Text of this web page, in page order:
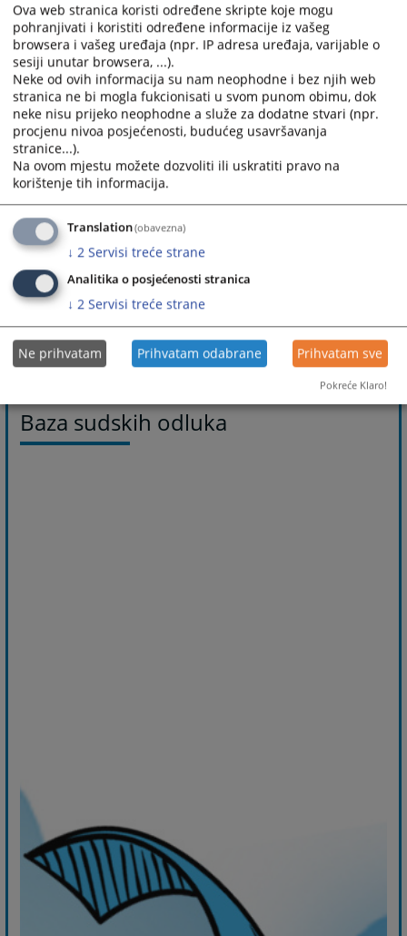
Baza sudskih odluka
Ova web stranica koristi određene skripte koje mogu
pohranjivati i koristiti određene informacije iz vašeg
browsera i vašeg uređaja (npr. IP adresa uređaja, varijable o
sesiji unutar browsera, ...).
Neke od ovih informacija su nam neophodne i bez njih web
stranica ne bi mogla fukcionisati u svom punom obimu, dok
neke nisu prijeko neophodne a služe za dodatne stvari (npr.
procjenu nivoa posjećenosti, budućeg usavršavanja
stranice...).
Na ovom mjestu možete dozvoliti ili uskratiti pravo na
korištenje tih informacija.
Translation(obavezna)
↓ 2 Servisi treće strane
Analitika o posjećenosti stranica
↓ 2 Servisi treće strane
Ne prihvatam Prihvatam odabrane Prihvatam sve
Pokreće Klaro!